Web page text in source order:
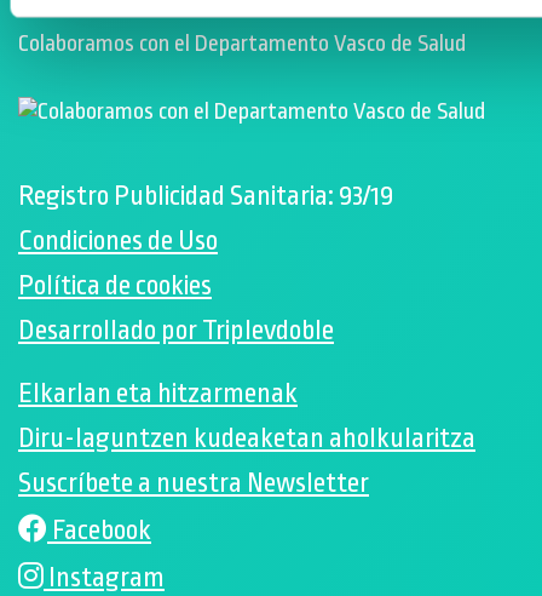
Colaboramos con el Departamento Vasco de Salud
Registro Publicidad Sanitaria: 93/19
Condiciones de Uso
Política de cookies
Desarrollado por Triplevdoble
Elkarlan eta hitzarmenak
Diru-laguntzen kudeaketan aholkularitza
Suscríbete a nuestra Newsletter
Facebook
Instagram